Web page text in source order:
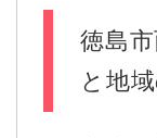
徳島
と地